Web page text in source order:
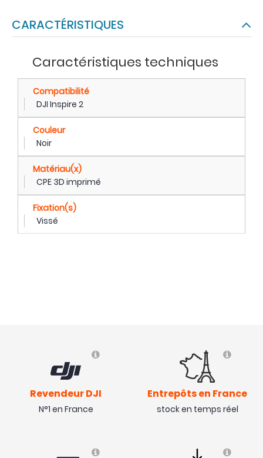
CARACTÉRISTIQUES
Caractéristiques techniques
Compatibilité
DJI Inspire 2
Couleur
Noir
Matériau(x)
CPE 3D imprimé
Fixation(s)
Vissé
Revendeur DJI
N°1 en France
Entrepôts en France
stock en temps réel